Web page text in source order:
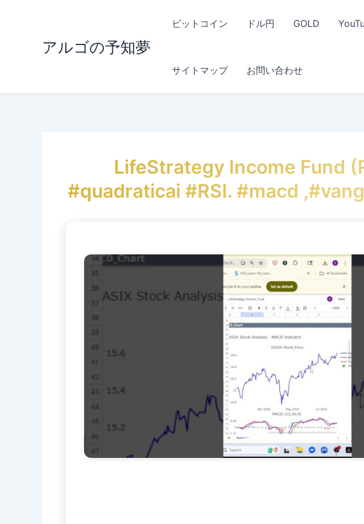
プ
アルゴの予知夢
ビットコイン ドル円 GOLD
サイトマップ お問い合わせ
LifeStrategy Income Fund
#quadraticai #RSI. #macd